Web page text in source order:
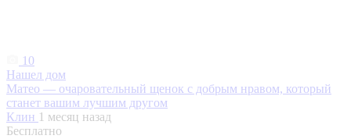
10
Нашел дом
Матео — очаровательный щенок с добрым нравом, который
станет вашим лучшим другом
Клин 1 месяц назад
Бесплатно